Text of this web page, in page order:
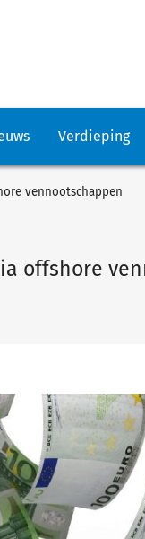
Verdieping
vennootschappen
offshore